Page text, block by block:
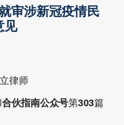
审涉新冠疫情民
见
律师
合伙指南公众号第303篇